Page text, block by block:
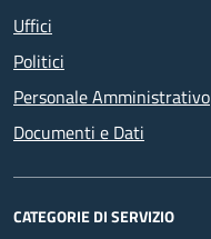
Uffici
Politici
Personale Amministrativo
Documenti e Dati
CATEGORIE DI SERVIZIO